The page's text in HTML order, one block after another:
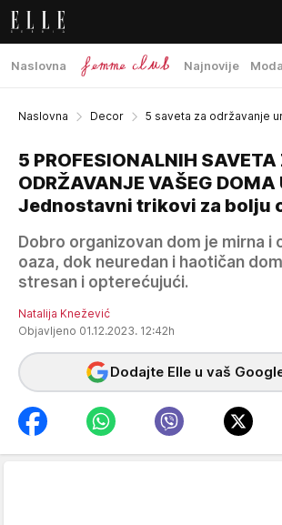
Naslovna Najnovije Moda
Naslovna Decor 5 saveta za održavanje
5 PROFESIONALNIH
ODRŽAVANJE VAŠEG DOMA
Jednostavni trikovi za bolju
Dobro organizovan dom je mirna i
oaza, dok neuredan i haotičan
stresan i opterećujući.
Natalija Knežević
Objavljeno 01.12.2023. 12:42h
Dodajte Elle u vaš